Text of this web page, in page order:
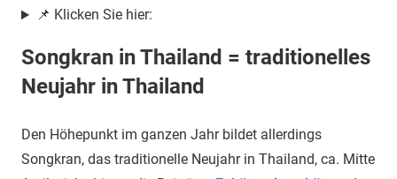
📌 Klicken Sie hier:
Songkran in Thailand = traditionelles
Neujahr in Thailand
Den Höhepunkt im ganzen Jahr bildet allerdings
Songkran, das traditionelle Neujahr in Thailand, ca. Mitte